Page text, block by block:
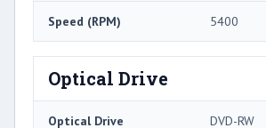
Speed ​​(RPM) 5400
Optical Drive
Optical Drive DVD-RW